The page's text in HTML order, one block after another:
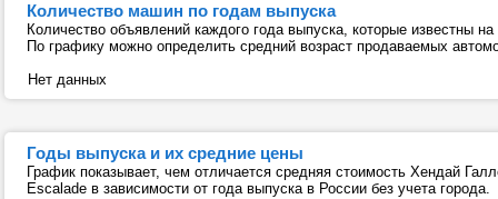
Количество машин по годам выпуска
Количество объявлений каждого года выпуска, которые известны
По графику можно определить средний возраст продаваемых
Нет данных
Годы выпуска и их средние цены
График показывает, чем отличается средняя стоимость Хендай
Escalade в зависимости от года выпуска в России без учета города.